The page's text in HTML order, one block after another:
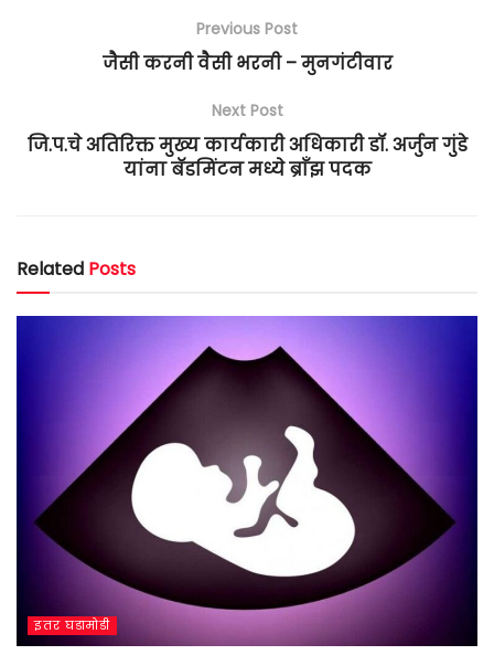
Previous Post
जैसी करनी वैसी भरनी – मुनगंटीवार
Next Post
जि.प.चे अतिरिक्त मुख्य कार्यकारी अधिकारी डॉ. अर्जुन गुंडे
यांना बॅडमिंटन मध्ये ब्राँझ पदक
Related Posts
इतर घडामोडी